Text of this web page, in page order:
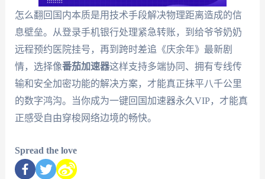
怎么翻回国内本质是用技术手段解决物理距离造成的信
息壁垒。从登录手机银行处理紧急转账，到给爷爷奶奶
远程预约医院挂号，再到跨时差追《庆余年》最新剧
情，选择像番茄加速器这样支持多端协同、拥有专线传
输和安全加密功能的解决方案，才能真正抹平八千公里
的数字鸿沟。当你成为一键回国加速器永久VIP，才能真
正感受自由穿梭网络边境的畅快。
Spread the love